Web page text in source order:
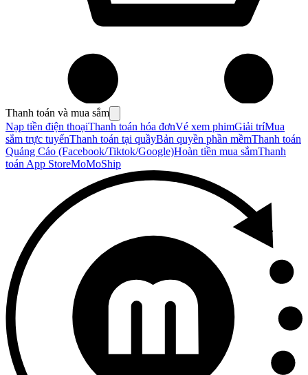
Thanh toán và mua sắm
Nạp tiền điện thoạiThanh toán hóa đơnVé xem phimGiải tríMua
sắm trực tuyếnThanh toán tại quầyBản quyền phần mềmThanh toán
Quảng Cáo (Facebook/Tiktok/Google)Hoàn tiền mua sắmThanh
toán App StoreMoMoShip